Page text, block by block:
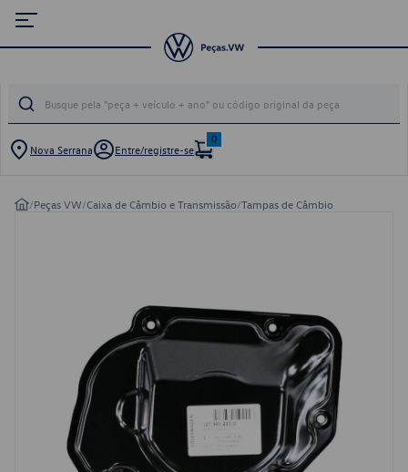
Nova Serrana Entre/registre-se
0
/Peças VW/Caixa de Câmbio e Transmissão/Tampas de Câmbio